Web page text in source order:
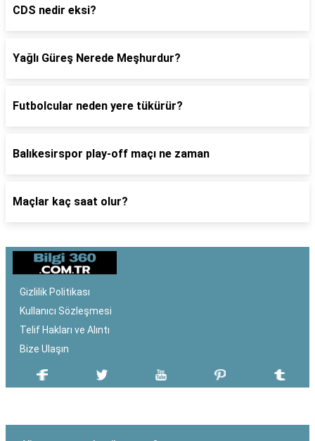
CDS nedir eksi?
Yağlı Güreş Nerede Meşhurdur?
Futbolcular neden yere tükürür?
Balıkesirspor play-off maçı ne zaman
Maçlar kaç saat olur?
Gizlilik Politikası
Kullanıcı Sözleşmesi
Telif Hakları ve Alıntı
Bize Ulaşın